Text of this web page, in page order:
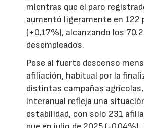
mientras que el paro
aumentó ligeramente en 122
(+0,17%), alcanzando los
desempleados.
Pese al fuerte descenso
afiliación, habitual por la
distintas campañas
interanual refleja una
estabilidad, con solo 231